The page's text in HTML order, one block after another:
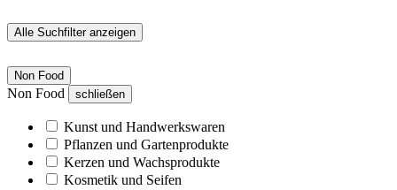
Alle Suchfilter anzeigen
Non Food
Non Food schließen
Kunst und Handwerkswaren
Pflanzen und Gartenprodukte
Kerzen und Wachsprodukte
Kosmetik und Seifen